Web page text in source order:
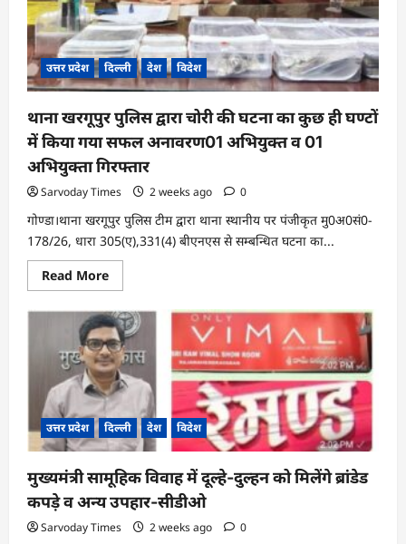
मंत्रालय
का
अतिरिक्त
प्रभार
उत्तर प्रदेश दिल्ली देश विदेश
थाना खरगूपुर पुलिस द्वारा चोरी की घटना का कुछ ही घण्टों
में किया गया सफल अनावरण01 अभियुक्त व 01
अभियुक्ता गिरफ्तार
Sarvoday Times 2 weeks ago 0
गोण्डा।थाना खरगूपुर पुलिस टीम द्वारा थाना स्थानीय पर पंजीकृत मु0अ0सं0-
178/26, धारा 305(ए),331(4) बीएनएस से सम्बन्धित घटना का...
Read MoreRead
more
थाना
खरगूपुर
पुलिस
द्वारा
चोरी
की
घटना
का
कुछ
ही
घण्टों
में
किया
गया
सफल
अनावरण01
अभियुक्त
व
उत्तर प्रदेश दिल्ली देश विदेश
मुख्यमंत्री सामूहिक विवाह में दूल्हे-दुल्हन को मिलेंगे ब्रांडेड
कपड़े व अन्य उपहार-सीडीओ
Sarvoday Times 2 weeks ago 0